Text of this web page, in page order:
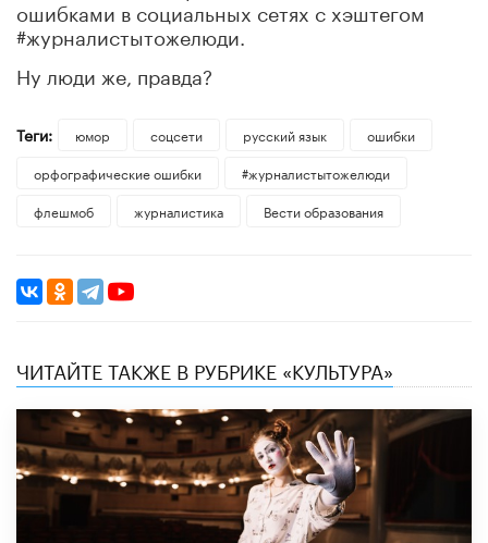
ошибками в социальных сетях с хэштегом
#журналистытожелюди.
Ну люди же, правда?
Теги: юмор соцсети русский язык
ошибки
орфографические ошибки
#журналистытожелюди
флешмоб
журналистика Вести образования
ЧИТАЙТЕ ТАКЖЕ В РУБРИКЕ «КУЛЬТУРА»